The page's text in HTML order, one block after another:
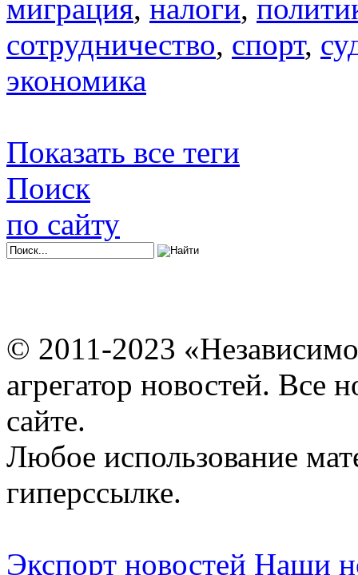
миграция, налоги,
сотрудничество, спорт,
экономика
Показать все теги
Поиск
по сайту
© 2011-2023
агрегатор новостей. Все
сайте.
Любое использование
гиперссылке.
Экспорт новостей Наши